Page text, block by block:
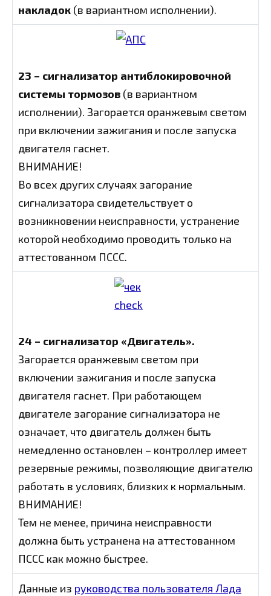
накладок (в вариантном исполнении).
23 – сигнализатор антиблокировочной
системы тормозов (в вариантном
исполнении). Загорается оранжевым светом
при включении зажигания и после запуска
двигателя гаснет.
ВНИМАНИЕ!
Во всех других случаях загорание
сигнализатора свидетельствует о
возникновении неисправности, устранение
которой необходимо проводить только на
аттестованном ПССС.
24 – сигнализатор «Двигатель».
Загорается оранжевым светом при
включении зажигания и после запуска
двигателя гаснет. При работающем
двигателе загорание сигнализатора не
означает, что двигатель должен быть
немедленно остановлен – контроллер имеет
резервные режимы, позволяющие двигателю
работать в условиях, близких к нормальным.
ВНИМАНИЕ!
Тем не менее, причина неисправности
должна быть устранена на аттестованном
ПССС как можно быстрее.
Данные из руководства пользователя Лада